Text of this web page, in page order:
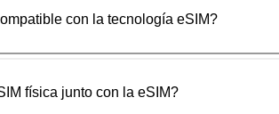
con la tecnología eSIM?
física junto con la eSIM?